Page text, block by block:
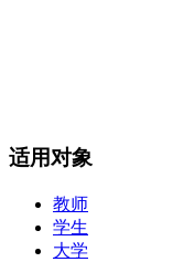
适用对象
教师
学生
大学